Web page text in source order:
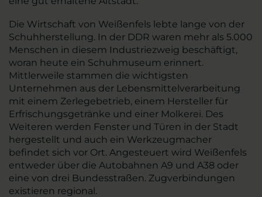
Die Wirtschaft von Weißenfels lebte lange von der
Schuhherstellung. In der DDR waren mehr als 5.000
Menschen in diesem Industriezweig beschäftigt,
woran heute ein Schuhmuseum erinnert.
Mittlerweile stammen die wichtigsten
Unternehmen aus der Lebensmittelverarbeitung
mit einem Zerlegebetrieb, einem Hersteller für
Erfrischungsgetränke und einer Molkerei. Des
Weiteren werden Fenster und Türen in der Stadt
hergestellt und auch ein Werkzeugmacher
befindet sich vor Ort. Angesteuert wird Weißenfels
entweder über die Autobahnen A9 und A38 oder
eine von drei Bundesstraßen. Zugverbindungen
existieren regional.